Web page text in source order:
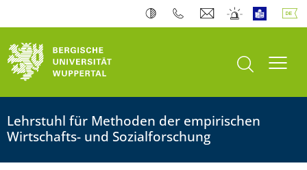
Suche öffnen
Lehrstuhl für Methoden der empirischen
Wirtschafts- und Sozialforschung